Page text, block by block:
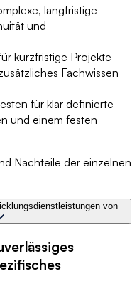
langfristige
und
kurzfristige Projekte
Fachwissen
für klar definierte
und einem festen
Nachteile der einzelnen
von